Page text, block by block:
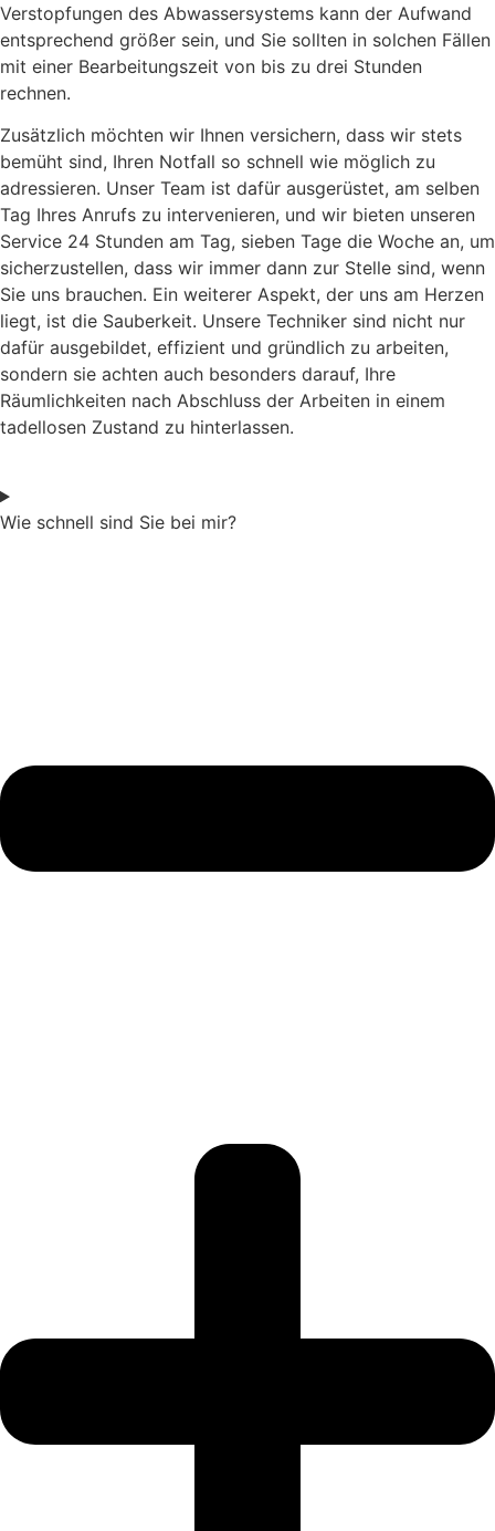
Verstopfungen des Abwassersystems kann der Aufwand
entsprechend größer sein, und Sie sollten in solchen Fällen
mit einer Bearbeitungszeit von bis zu drei Stunden
rechnen.
Zusätzlich möchten wir Ihnen versichern, dass wir stets
bemüht sind, Ihren Notfall so schnell wie möglich zu
adressieren. Unser Team ist dafür ausgerüstet, am selben
Tag Ihres Anrufs zu intervenieren, und wir bieten unseren
Service 24 Stunden am Tag, sieben Tage die Woche an, um
sicherzustellen, dass wir immer dann zur Stelle sind, wenn
Sie uns brauchen. Ein weiterer Aspekt, der uns am Herzen
liegt, ist die Sauberkeit. Unsere Techniker sind nicht nur
dafür ausgebildet, effizient und gründlich zu arbeiten,
sondern sie achten auch besonders darauf, Ihre
Räumlichkeiten nach Abschluss der Arbeiten in einem
tadellosen Zustand zu hinterlassen.
Wie schnell sind Sie bei mir?